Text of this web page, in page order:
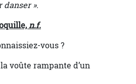
».
n.f.
vous ?
voûte rampante d’un